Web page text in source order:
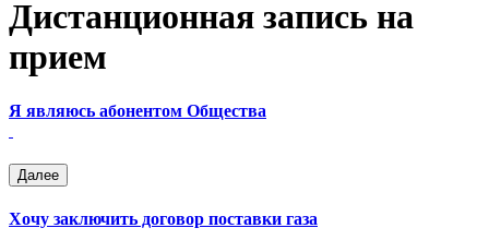
Дистанционная запись на
прием
Я являюсь абонентом Общества
Далее
Хочу заключить договор поставки газа